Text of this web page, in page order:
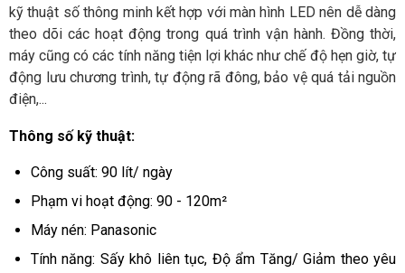
kỹ thuật số thông minh kết hợp với màn hình LED nên dễ dàng
theo dõi các hoạt động trong quá trình vận hành. Đồng thời,
máy cũng có các tính năng tiện lợi khác như chế độ hẹn giờ, tự
động lưu chương trình, tự động rã đông, bảo vệ quá tải nguồn
điện,...
Thông số kỹ thuật:
Công suất: 90 lít/ ngày
Phạm vi hoạt động: 90 - 120m²
Máy nén: Panasonic
Tính năng: Sấy khô liên tục, Độ ẩm Tăng/ Giảm theo yêu